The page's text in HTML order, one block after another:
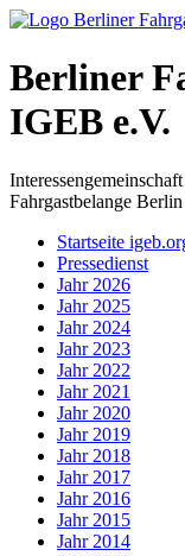
Berliner
IGEB e.V.
Fahrgastbelange
Startseite
Pressedienst
Jahr 2026
Jahr 2025
Jahr 2024
Jahr 2023
Jahr 2022
Jahr 2021
Jahr 2020
Jahr 2019
Jahr 2018
Jahr 2017
Jahr 2016
Jahr 2015
Jahr 2014